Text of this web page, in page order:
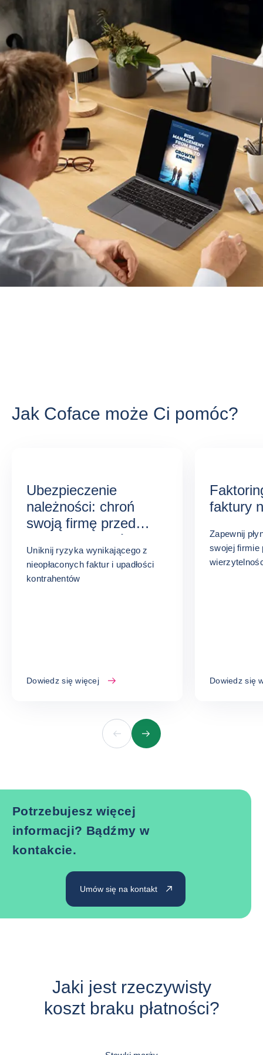
Jak Coface może Ci pomóc?
Ubezpieczenie
należności: chroń
swoją firmę przed
brakiem płatności
Uniknij ryzyka wynikającego z
nieopłaconych faktur i upadłości
kontrahentów
Dowiedz się więcej
faktury
Zapewnij
swojej firmie
Dowiedz się
PoprzedniNastępny
Potrzebujesz więcej
informacji? Bądźmy w
kontakcie.
Umów się na kontakt
Jaki jest rzeczywisty
koszt braku płatności?